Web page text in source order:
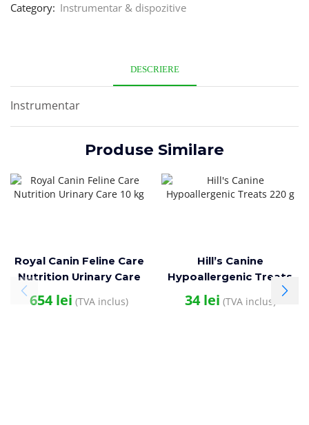
Category: Instrumentar & dispozitive
DESCRIERE
Instrumentar
Produse Similare
Royal Canin Feline Care
Nutrition Urinary Care
10 kg
654lei (TVA inclus)
Hill’s Canine
Hypoallergenic Treats
220 g
34lei (TVA inclus)